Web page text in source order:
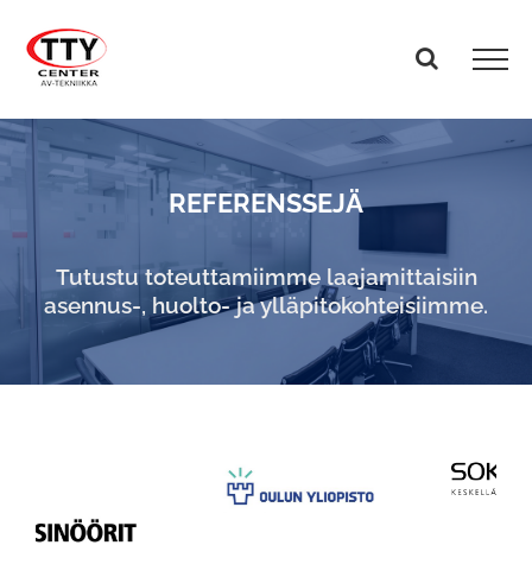
content
REFERENSSEJÄ
Tutustu toteuttamiimme laajamittaisiin
asennus-, huolto- ja ylläpitokohteisiimme.